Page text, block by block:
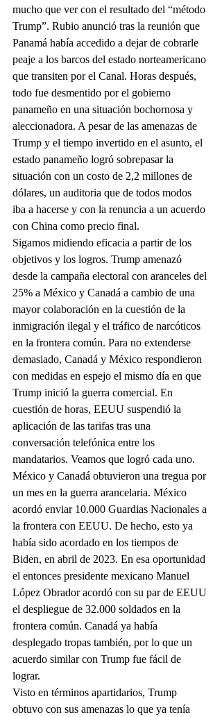
mucho que ver con el resultado del “método
Trump”. Rubio anunció tras la reunión que
Panamá había accedido a dejar de cobrarle
peaje a los barcos del estado norteamericano
que transiten por el Canal. Horas después,
todo fue desmentido por el gobierno
panameño en una situación bochornosa y
aleccionadora. A pesar de las amenazas de
Trump y el tiempo invertido en el asunto, el
estado panameño logró sobrepasar la
situación con un costo de 2,2 millones de
dólares, un auditoria que de todos modos
iba a hacerse y con la renuncia a un acuerdo
con China como precio final.
Sigamos midiendo eficacia a partir de los
objetivos y los logros. Trump amenazó
desde la campaña electoral con aranceles del
25% a México y Canadá a cambio de una
mayor colaboración en la cuestión de la
inmigración ilegal y el tráfico de narcóticos
en la frontera común. Para no extenderse
demasiado, Canadá y México respondieron
con medidas en espejo el mismo día en que
Trump inició la guerra comercial. En
cuestión de horas, EEUU suspendió la
aplicación de las tarifas tras una
conversación telefónica entre los
mandatarios. Veamos que logró cada uno.
México y Canadá obtuvieron una tregua por
un mes en la guerra arancelaria. México
acordó enviar 10.000 Guardias Nacionales a
la frontera con EEUU. De hecho, esto ya
había sido acordado en los tiempos de
Biden, en abril de 2023. En esa oportunidad
el entonces presidente mexicano Manuel
López Obrador acordó con su par de EEUU
el despliegue de 32.000 soldados en la
frontera común. Canadá ya había
desplegado tropas también, por lo que un
acuerdo similar con Trump fue fácil de
lograr.
Visto en términos apartidarios, Trump
obtuvo con sus amenazas lo que ya tenía